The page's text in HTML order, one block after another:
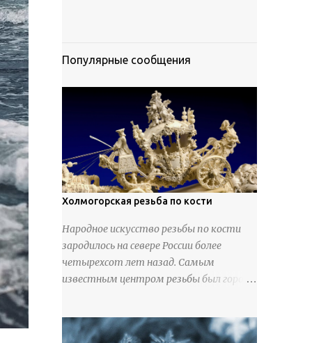
Популярные сообщения
Холмогорская резьба по кости
Народное искусство резьбы по кости
зародилось на севере России более
четырехсот лет назад. Самым
известным центром резьбы был город
служили кости тюленей, рыб и моржей.